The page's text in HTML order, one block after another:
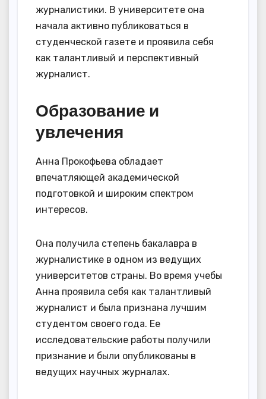
журналистики. В университете она
начала активно публиковаться в
студенческой газете и проявила себя
как талантливый и перспективный
журналист.
Образование и
увлечения
Анна Прокофьева обладает
впечатляющей академической
подготовкой и широким спектром
интересов.
Она получила степень бакалавра в
журналистике в одном из ведущих
университетов страны. Во время учебы
Анна проявила себя как талантливый
журналист и была признана лучшим
студентом своего года. Ее
исследовательские работы получили
признание и были опубликованы в
ведущих научных журналах.